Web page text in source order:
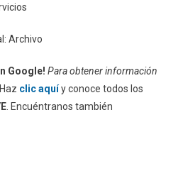
Archivo
Google! Para obtener información
Haz clic aquíy conoce todos los
. Encuéntranos también